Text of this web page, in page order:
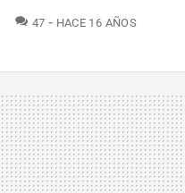
47 COMENTARIOS
HACE 16 AÑOS